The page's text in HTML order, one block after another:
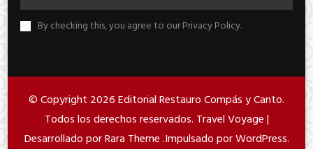
By checking this, you agree to our Privacy Policy.
© Copyright 2026Editorial Restauro Compás y Canto.
Todos los derechos reservados. Travel Voyage |
Desarrollado porRara Theme.Impulsado porWordPress.